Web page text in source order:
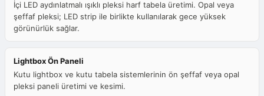
İçi LED aydınlatmalı ışıklı pleksi harf tabela üretimi. Opal veya
şeffaf pleksi; LED strip ile birlikte kullanılarak gece yüksek
görünürlük sağlar.
Lightbox Ön Paneli
Kutu lightbox ve kutu tabela sistemlerinin ön şeffaf veya opal
pleksi paneli üretimi ve kesimi.